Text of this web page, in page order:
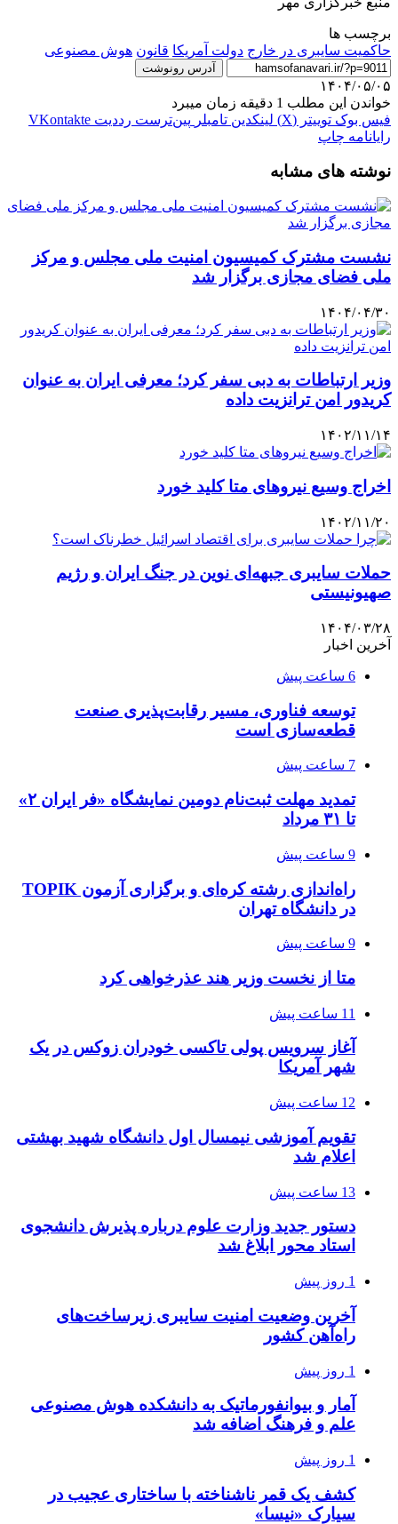
برچسب ها
حاکمیت سایبری در خارج دولت آمریکا قانون هوش مصنوعی
آدرس رونوشت
۱۴۰۴/۰۵/۰۵
خواندن این مطلب 1 دقیقه زمان میبرد
فیس بوک توییتر (X) لینکدین ‫تامبلر ‫پین‌ترست ‫رددیت ‫VKontakte
رایانامه چاپ
نوشته های مشابه
نشست مشترک کمیسیون امنیت ملی مجلس و مرکز
ملی فضای مجازی برگزار شد
۱۴۰۴/۰۴/۳۰
وزیر ارتباطات به دبی سفر کرد؛ معرفی ایران به عنوان
کریدور امن ترانزیت داده
۱۴۰۲/۱۱/۱۴
اخراج وسیع نیروهای متا کلید خورد
۱۴۰۲/۱۱/۲۰
حملات سایبری جبهه‌ای نوین در جنگ ایران و رژیم
صهیونیستی
۱۴۰۴/۰۳/۲۸
آخرین اخبار
6 ساعت پیش
توسعه فناوری، مسیر رقابت‌پذیری صنعت
قطعه‌سازی است
7 ساعت پیش
تمدید مهلت ثبت‌نام دومین نمایشگاه «فر ایران ۲»
تا ۳۱ مرداد
9 ساعت پیش
راه‌اندازی رشته کره‌ای و برگزاری آزمون TOPIK
در دانشگاه تهران
9 ساعت پیش
متا از نخست وزیر هند عذرخواهی کرد
11 ساعت پیش
آغاز سرویس پولی تاکسی خودران زوکس در یک
شهر آمریکا
12 ساعت پیش
تقویم آموزشی نیمسال اول دانشگاه شهید بهشتی
اعلام شد
13 ساعت پیش
دستور جدید وزارت علوم درباره پذیرش دانشجوی
استاد محور ابلاغ شد
1 روز پیش
آخرین وضعیت امنیت سایبری زیرساخت‌های
راه‌آهن کشور
1 روز پیش
آمار و بیوانفورماتیک به دانشکده هوش مصنوعی
علم و فرهنگ اضافه شد
1 روز پیش
کشف یک قمر ناشناخته با ساختاری عجیب در
سیارک «نیسا»